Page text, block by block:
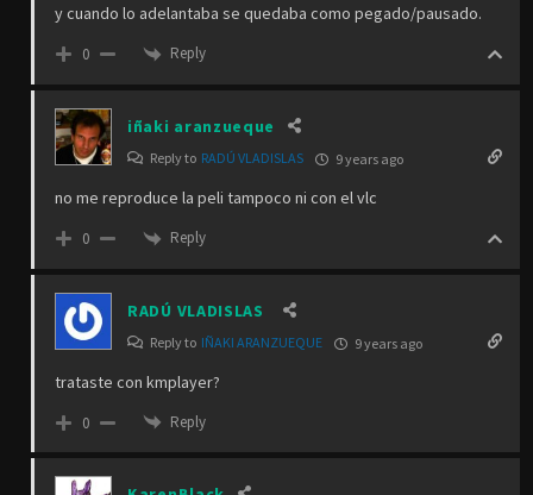
y cuando lo adelantaba se quedaba como pegado/pausado.
0 Reply
iñaki aranzueque
Reply to RADÚ VLADISLAS 9 years ago
no me reproduce la peli tampoco ni con el vlc
0 Reply
RADÚ VLADISLAS
Reply to IÑAKI ARANZUEQUE 9 years ago
trataste con kmplayer?
0 Reply